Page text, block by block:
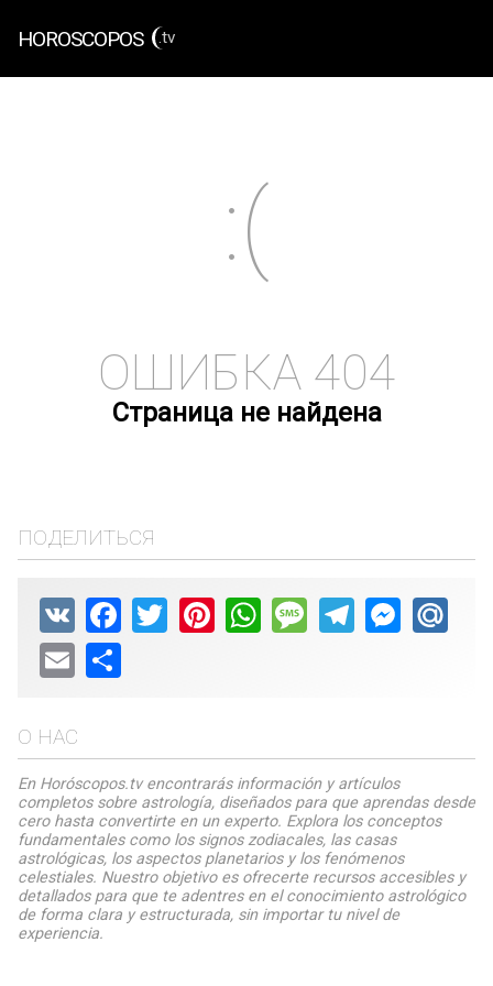
HOROSCOPOS .tv
ОШИБКА 404
Страница не найдена
ПОДЕЛИТЬСЯ
VK FacebookTwitterPinterestWhatsAppMessageTelegramMessenger
Email Share
О НАС
En Horóscopos.tv encontrarás información y artículos
completos sobre astrología, diseñados para que aprendas desde
cero hasta convertirte en un experto. Explora los conceptos
fundamentales como los signos zodiacales, las casas
astrológicas, los aspectos planetarios y los fenómenos
celestiales. Nuestro objetivo es ofrecerte recursos accesibles y
detallados para que te adentres en el conocimiento astrológico
de forma clara y estructurada, sin importar tu nivel de
experiencia.